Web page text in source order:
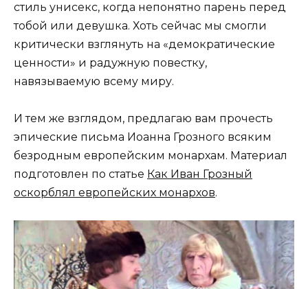
стиль унисекс, когда непонятно парень перед
тобой или девушка. Хоть сейчас мы смогли
критически взглянуть на «демократические
ценности» и радужную повестку,
навязываемую всему миру.
И тем же взглядом, предлагаю вам прочесть
эпические письма Иоанна Грозного всяким
безродным европейским монархам. Материал
подготовлен по статье Как Иван Грозный
оскорблял европейских монархов.